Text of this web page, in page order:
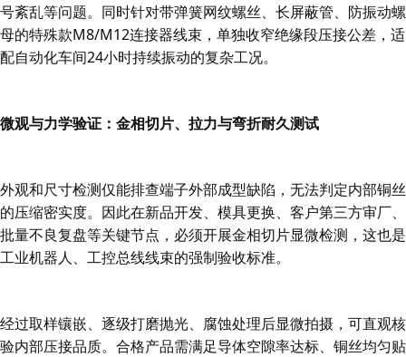
号紊乱等问题。同时针对带弹簧网纹螺丝、长屏蔽管、防振动螺
母的特殊款M8/M12连接器线束，单独收窄绝缘段压接公差，适
配自动化车间24小时持续振动的复杂工况。
微观与力学验证：金相切片、拉力与弯折耐久测试
外观和尺寸检测仅能排查端子外部成型缺陷，无法判定内部铜丝
的压缩密实度。因此在新品开发、模具更换、客户第三方审厂、
批量不良复盘等关键节点，必须开展金相切片显微检测，这也是
工业机器人、工控总线线束的强制验收标准。
经过取样镶嵌、逐级打磨抛光、腐蚀处理后显微拍摄，可直观核
验内部压接品质。合格产品需满足导体空隙率达标、铜丝均匀贴